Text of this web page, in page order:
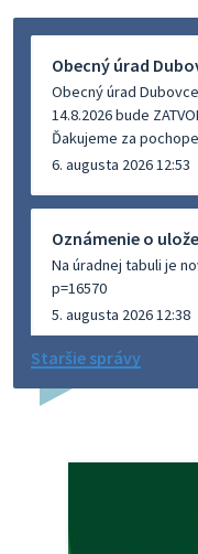
Obecný úrad
Obecný úrad
14.8.2026 bude
Ďakujeme za
6. augusta 2026 12:53
Oznámenie o
Na úradnej tabuli je
p=16570
5. augusta 2026 12:38
Dovolenka -
budeZATVORENÁ z
prípady bude riešiť
Staršie správy